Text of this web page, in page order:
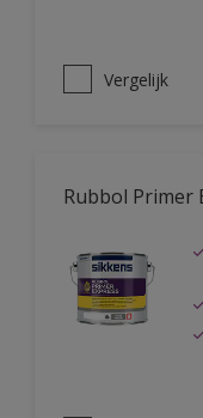
Vergelijk
Rubbol Primer